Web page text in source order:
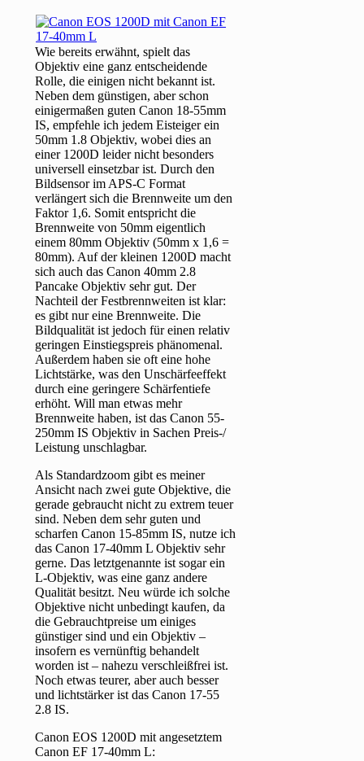
Wie bereits erwähnt, spielt das
Objektiv eine ganz entscheidende
Rolle, die einigen nicht bekannt ist.
Neben dem günstigen, aber schon
einigermaßen guten Canon 18-55mm
IS, empfehle ich jedem Eisteiger ein
50mm 1.8 Objektiv, wobei dies an
einer 1200D leider nicht besonders
universell einsetzbar ist. Durch den
Bildsensor im APS-C Format
verlängert sich die Brennweite um den
Faktor 1,6. Somit entspricht die
Brennweite von 50mm eigentlich
einem 80mm Objektiv (50mm x 1,6 =
80mm). Auf der kleinen 1200D macht
sich auch das Canon 40mm 2.8
Pancake Objektiv sehr gut. Der
Nachteil der Festbrennweiten ist klar:
es gibt nur eine Brennweite. Die
Bildqualität ist jedoch für einen relativ
geringen Einstiegspreis phänomenal.
Außerdem haben sie oft eine hohe
Lichtstärke, was den Unschärfeeffekt
durch eine geringere Schärfentiefe
erhöht. Will man etwas mehr
Brennweite haben, ist das Canon 55-
250mm IS Objektiv in Sachen Preis-/
Leistung unschlagbar.
Als Standardzoom gibt es meiner
Ansicht nach zwei gute Objektive, die
gerade gebraucht nicht zu extrem teuer
sind. Neben dem sehr guten und
scharfen Canon 15-85mm IS, nutze ich
das Canon 17-40mm L Objektiv sehr
gerne. Das letztgenannte ist sogar ein
L-Objektiv, was eine ganz andere
Qualität besitzt. Neu würde ich solche
Objektive nicht unbedingt kaufen, da
die Gebrauchtpreise um einiges
günstiger sind und ein Objektiv –
insofern es vernünftig behandelt
worden ist – nahezu verschleißfrei ist.
Noch etwas teurer, aber auch besser
und lichtstärker ist das Canon 17-55
2.8 IS.
Canon EOS 1200D mit angesetztem
Canon EF 17-40mm L: